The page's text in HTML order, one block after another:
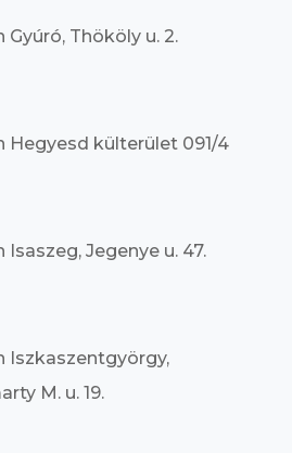
Gyúró, Thököly u. 2.
Hegyesd külterület 091/4
Isaszeg, Jegenye u. 47.
Iszkaszentgyörgy,
M. u. 19.